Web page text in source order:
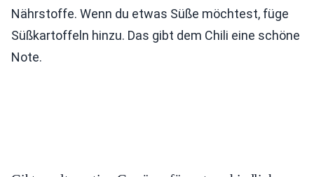
Nährstoffe. Wenn du etwas Süße möchtest, füge
Süßkartoffeln hinzu. Das gibt dem Chili eine schöne
Note.